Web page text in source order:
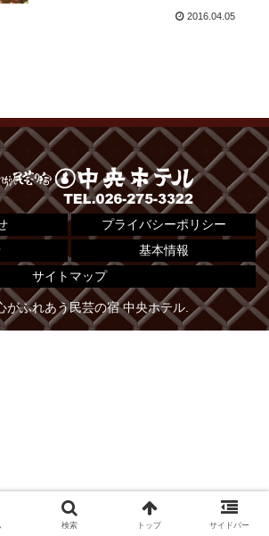
2016.04.05
プライバシーポリシー
基本情報
サイトマップ
がふれあう民芸の宿 中央ホテル.
検索 トップ サイドバー